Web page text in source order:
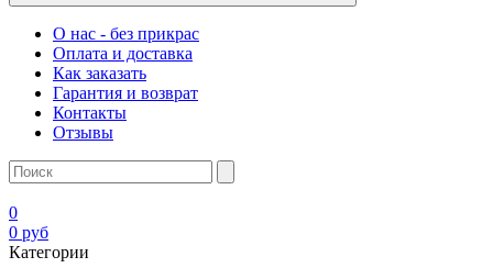
О нас - без прикрас
Оплата и доставка
Как заказать
Гарантия и возврат
Контакты
Отзывы
0
0 руб
Категории